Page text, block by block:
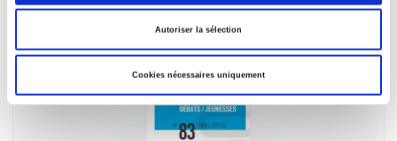
Autoriser la sélection
Cookies nécessaires uniquement